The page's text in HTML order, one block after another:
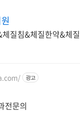
질침&체질한약&체
광고
전문의